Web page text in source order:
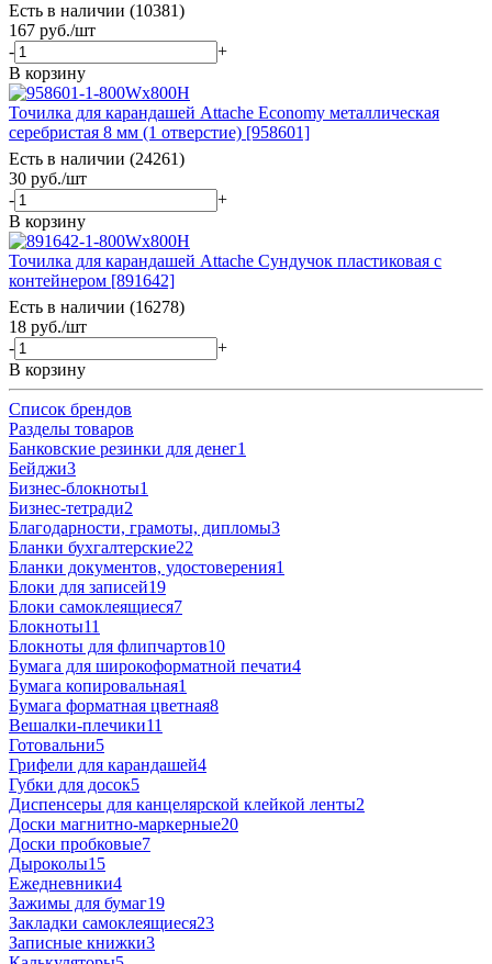
Есть в наличии (10381)
167 руб./шт
-
+
В корзину
Точилка для карандашей Attache Economy металлическая
серебристая 8 мм (1 отверстие) [958601]
Есть в наличии (24261)
30 руб./шт
-
+
В корзину
Точилка для карандашей Attache Сундучок пластиковая с
контейнером [891642]
Есть в наличии (16278)
18 руб./шт
-
+
В корзину
Список брендов
Разделы товаров
Банковские резинки для денег1
Бейджи3
Бизнес-блокноты1
Бизнес-тетради2
Благодарности, грамоты, дипломы3
Бланки бухгалтерские22
Бланки документов, удостоверения1
Блоки для записей19
Блоки самоклеящиеся7
Блокноты11
Блокноты для флипчартов10
Бумага для широкоформатной печати4
Бумага копировальная1
Бумага форматная цветная8
Вешалки-плечики11
Готовальни5
Грифели для карандашей4
Губки для досок5
Диспенсеры для канцелярской клейкой ленты2
Доски магнитно-маркерные20
Доски пробковые7
Дыроколы15
Ежедневники4
Зажимы для бумаг19
Закладки самоклеящиеся23
Записные книжки3